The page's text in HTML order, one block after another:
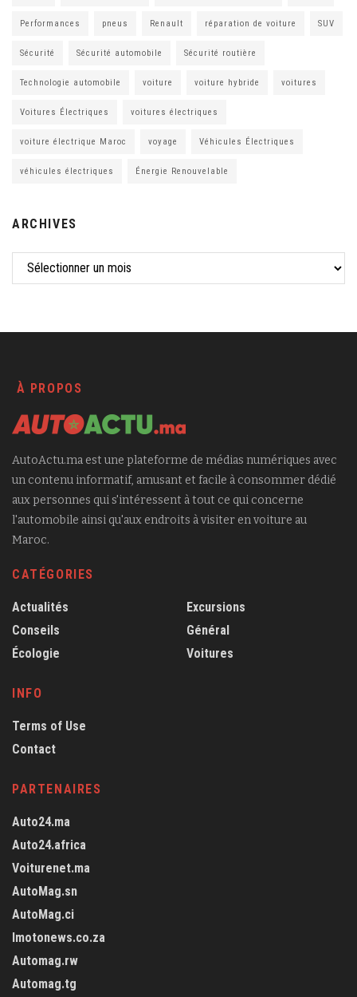
Performances pneus Renault réparation de voiture SUV
Sécurité Sécurité automobile Sécurité routière
Technologie automobile voiture voiture hybride voitures
Voitures Électriques voitures électriques
voiture électrique Maroc voyage Véhicules Électriques
véhicules électriques Énergie Renouvelable
ARCHIVES
À PROPOS
AutoActu.ma est une plateforme de médias numériques avec
un contenu informatif, amusant et facile à consommer dédié
aux personnes qui s'intéressent à tout ce qui concerne
l'automobile ainsi qu'aux endroits à visiter en voiture au
Maroc.
CATÉGORIES
Actualités
Conseils
Écologie
Excursions
Général
Voitures
INFO
Terms of Use
Contact
PARTENAIRES
Auto24.ma
Auto24.africa
Voiturenet.ma
AutoMag.sn
AutoMag.ci
Imotonews.co.za
Automag.rw
Automag.tg